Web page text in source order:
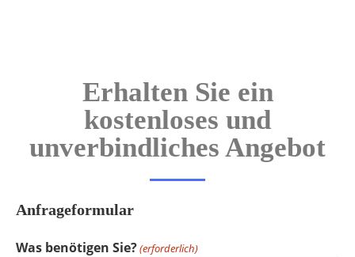
Erhalten Sie ein
kostenloses und
unverbindliches Angebot
Anfrageformular
Was benötigen Sie?(erforderlich)